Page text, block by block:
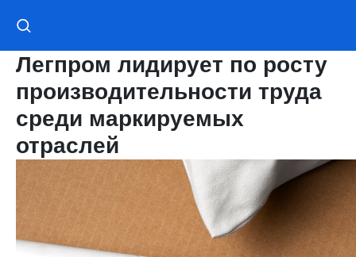
Легпром лидирует по росту
производительности труда
среди маркируемых
отраслей